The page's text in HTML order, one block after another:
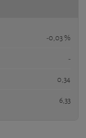
-0,03 %
-
0,34
6,33